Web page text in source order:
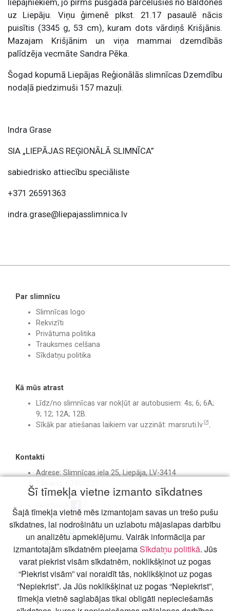
uz Liepāju. Viņu ģimenē plkst. 21.17 pasaulē nācis
puisītis (3345 g, 53 cm), kuram dots vārdiņš Krišjānis.
Mazajam Krišjānim un viņa mammai dzemdībās
palīdzēja vecmāte Sandra Pēka.
Šogad kopumā Liepājas Reģionālās slimnīcas Dzemdību
nodaļā piedzimuši 157 mazuļi.
Indra Grase
SIA „LIEPĀJAS REĢIONĀLĀ SLIMNĪCA”
sabiedrisko attiecību speciāliste
+371 26591363
indra.grase@liepajasslimnica.lv
Par slimnīcu
Slimnīcas logo
Rekvizīti
Privātuma politika
Trauksmes celšana
Sīkdatņu politika
Kā mūs atrast
Līdz/no slimnīcas var nokļūt ar autobusiem: 4s; 6; 6A;
9; 12; 12A; 12B.
Sīkāk par atiešanas laikiem var uzzināt: marsruti.lv .
Kontakti
Adrese: Slimnīcas iela 25, Liepāja, LV-3414
E-pasts:birojs@liepajasslimnica.lv
Instagram
Linkedin
Svarīgi
Slimību profilakses un kontroles centrs
Šī tīmekļa vietne izmanto sīkdatnes
Šajā tīmekļa vietnē mēs izmantojam savas un trešo pušu
sīkdatnes, lai nodrošinātu un uzlabotu mājaslapas darbību
un analizētu apmeklējumu. Vairāk informācija par
izmantotajām sīkdatnēm pieejamaSīkdatņu politikā. Jūs
varat piekrist visām sīkdatnēm, noklikšķinot uz pogas
“Piekrist visām” vai noraidīt tās, noklikšķinot uz pogas
“Nepiekrist”. Ja Jūs noklikšķinat uz pogas “Nepiekrist”,
tīmekļa vietnē saglabājas tikai obligāti nepieciešamās